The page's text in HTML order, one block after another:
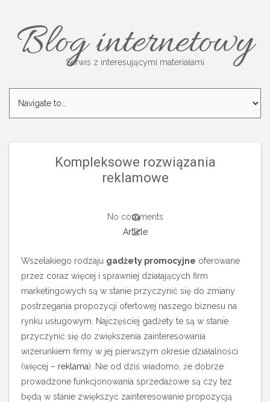
Blog internetowy
Serwis z interesującymi materiałami
Kompleksowe rozwiązania
reklamowe
No comments
Article
Wszelakiego rodzaju gadżety promocyjne oferowane
przez coraz więcej i sprawniej działających firm
marketingowych są w stanie przyczynić się do zmiany
postrzegania propozycji ofertowej naszego biznesu na
rynku usługowym.
Najczęściej gadżety te są w stanie
przyczynić się do zwiększenia zainteresowania
wizerunkiem firmy w jej pierwszym okresie działalności
(więcej – reklama). Nie od dziś wiadomo, że dobrze
prowadzone funkcjonowania sprzedażowe są czy tez
będą w stanie zwiększyć zainteresowanie propozycją